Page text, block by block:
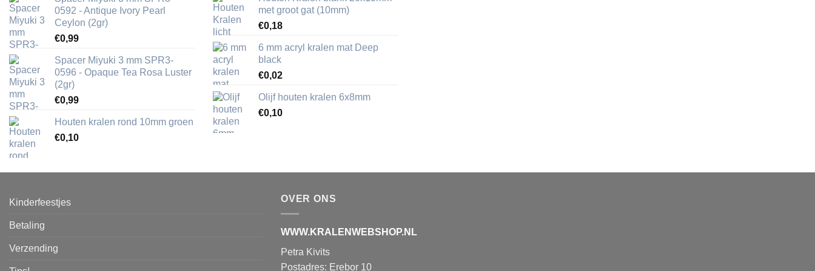
0592 - Antique Ivory Pearl
Ceylon (2gr)
€0,99
Spacer Miyuki 3 mm SPR3-
0596 - Opaque Tea Rosa Luster
(2gr)
€0,99
Houten kralen rond 10mm groen
€0,10
met groot gat (10mm)
€0,18
6 mm acryl kralen mat Deep
black
€0,02
Olijf houten kralen 6x8mm
€0,10
Kinderfeestjes
Betaling
Verzending
OVER ONS
WWW.KRALENWEBSHOP.NL
Petra Kivits
Postadres: Erebor 10